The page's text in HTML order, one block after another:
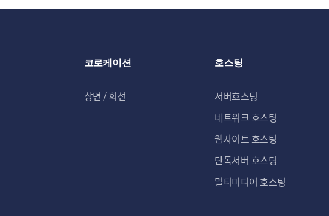
코로케이션
상면 / 회선
호스팅
서버호스팅
네트워크 호스팅
웹사이트 호스팅
단독서버 호스팅
멀티미디어 호스팅